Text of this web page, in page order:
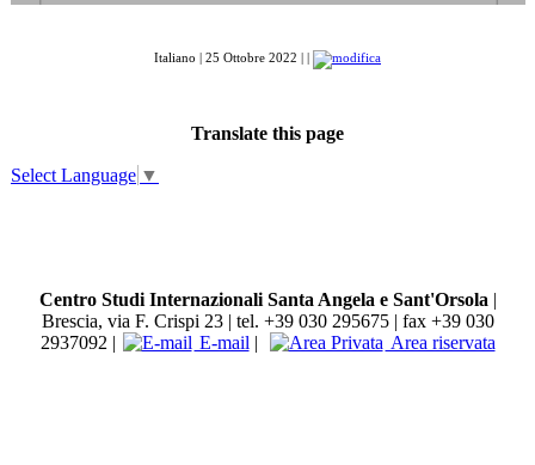
Italiano | 25 Ottobre 2022 | |
Translate this page
Select Language ▼
Centro Studi Internazionali Santa Angela e Sant'Orsola |
Brescia, via F. Crispi 23 | tel. +39 030 295675 | fax +39 030
2937092 |
E-mail | Area riservata